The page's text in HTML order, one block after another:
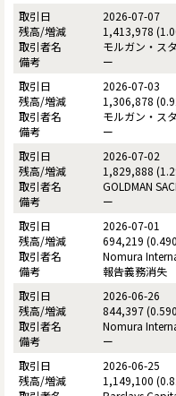
2026-07-07
1,413,978
モルガン・ス
ー
2026-07-03
1,306,878
モルガン・ス
ー
2026-07-02
1,829,888
GOLDMAN
ー
2026-07-01
694,219
Nomura
報告義務消失
2026-06-26
844,397
Nomura
ー
2026-06-25
1,149,100